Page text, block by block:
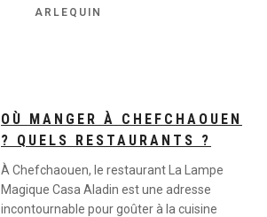
ARLEQUIN
OÙ MANGER À CHEFCHAOUEN
? QUELS RESTAURANTS ?
À Chefchaouen, le restaurant La Lampe
Magique Casa Aladin est une adresse
incontournable pour goûter à la cuisine